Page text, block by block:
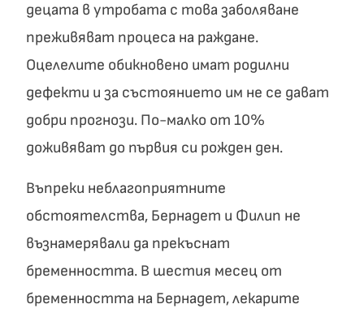
децата в утробата с това заболяване
преживяват процеса на раждане.
Оцелелите обикновено имат родилни
дефекти и за състоянието им не се дават
добри прогнози. По-малко от 10%
доживяват до първия си рожден ден.
Въпреки неблагоприятните
обстоятелства, Бернадет и Филип не
възнамерявали да прекъснат
бременността. В шестия месец от
бременността на Бернадет, лекарите